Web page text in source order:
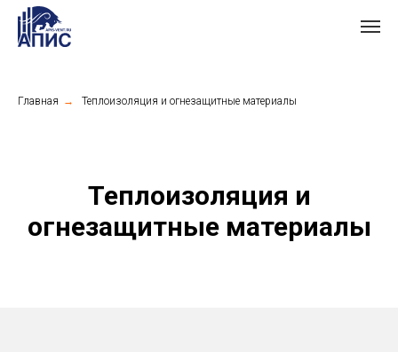
Главная → Теплоизоляция и огнезащитные материалы
Теплоизоляция и
огнезащитные материалы